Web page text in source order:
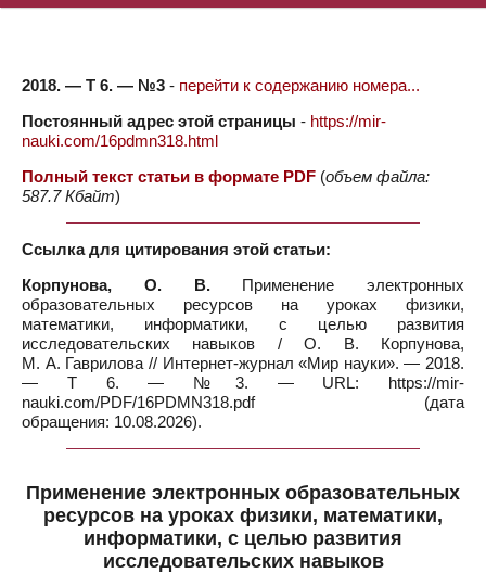
2018. — Т 6. — №3 - перейти к содержанию номера...
Постоянный адрес этой страницы - https://mir-
nauki.com/16pdmn318.html
Полный текст статьи в формате PDF (объем файла:
587.7 Кбайт)
Ссылка для цитирования этой статьи:
Корпунова, О. В.Применение электронных
образовательных ресурсов на уроках физики,
математики, информатики, с целью развития
исследовательских навыков / О. В. Корпунова,
М. А. Гаврилова // Интернет-журнал «Мир науки». — 2018.
— Т 6. — №3. — URL: https://mir-
nauki.com/PDF/16PDMN318.pdf (дата
обращения: 10.08.2026).
Применение электронных образовательных
ресурсов на уроках физики, математики,
информатики, с целью развития
исследовательских навыков